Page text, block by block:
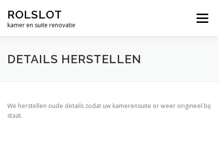
naarROLSLOT
kamer en suite renovatie
Menu
WIELEN BESLAG RENOVATIE
DETAILS HERSTELLEN
We herstellen oude details zodat uw kamerensuite er weer origineel bij
staat.